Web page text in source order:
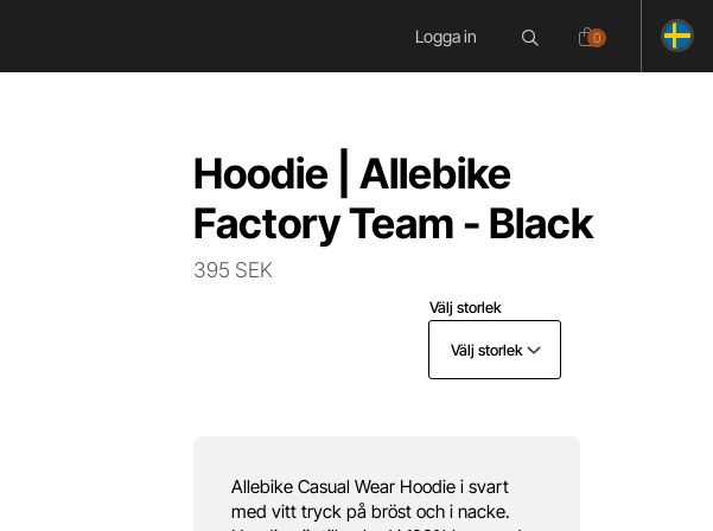
Logga in 0
Hoodie | Allebike
Factory Team - Black
395 SEK
Välj storlek
Välj storlek
Allebike Casual Wear Hoodie i svart
med vitt tryck på bröst och i nacke.